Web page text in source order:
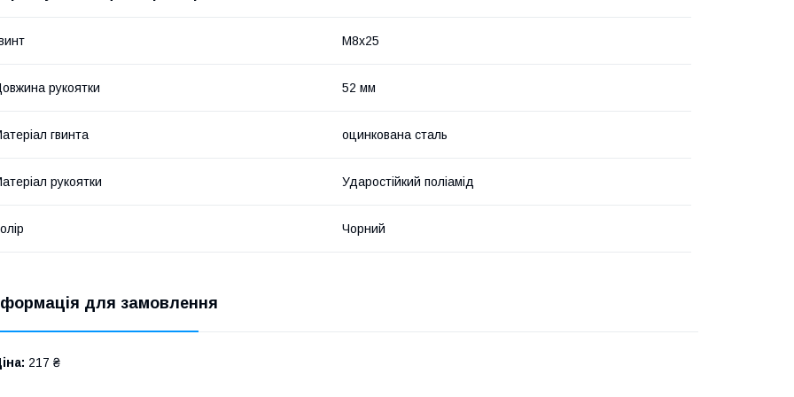
М8х25
рукоятки 52 мм
гвинта оцинкована сталь
рукоятки Ударостійкий поліамід
Чорний
для замовлення
217 ₴